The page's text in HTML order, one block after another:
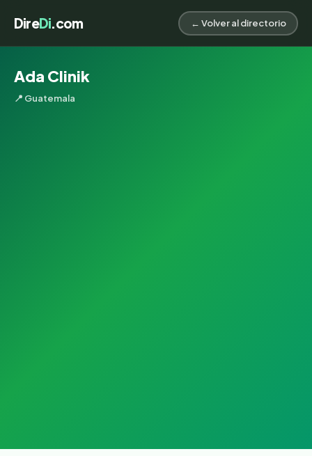
DireDi.com ← Volver al directorio
Ada Clinik
📍 Guatemala